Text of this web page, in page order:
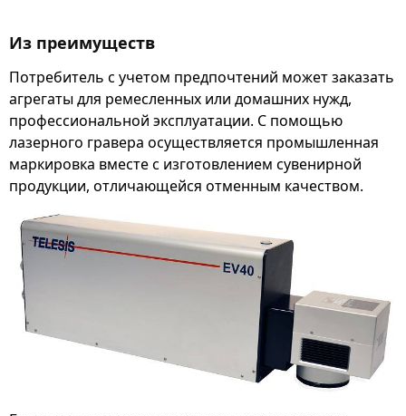
Из преимуществ
Потребитель с учетом предпочтений может заказать
агрегаты для ремесленных или домашних нужд,
профессиональной эксплуатации. С помощью
лазерного гравера осуществляется промышленная
маркировка вместе с изготовлением сувенирной
продукции, отличающейся отменным качеством.